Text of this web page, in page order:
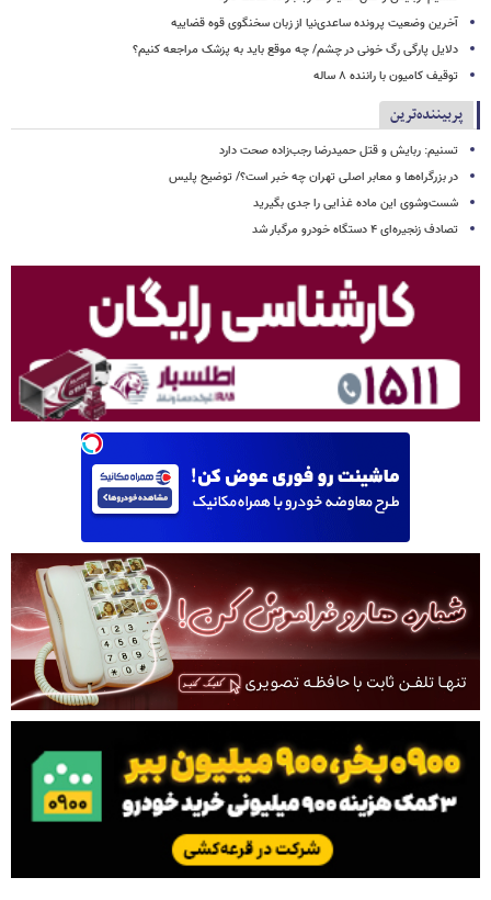
آخرین وضعیت پرونده ساعدی‌نیا از زبان سخنگوی قوه قضاییه
دلایل پارگی رگ خونی در چشم/ چه موقع باید به پزشک مراجعه کنیم؟
توقیف کامیون با راننده ۸ ساله
پربیننده‌ترین
تسنیم: ربایش و قتل حمیدرضا رجب‌زاده صحت دارد
در بزرگراه‌ها و معابر اصلی تهران چه خبر است؟/ توضیح پلیس
شست‌وشوی این ماده غذایی را جدی بگیرید
تصادف زنجیره‌ای ۴ دستگاه خودرو مرگبار شد